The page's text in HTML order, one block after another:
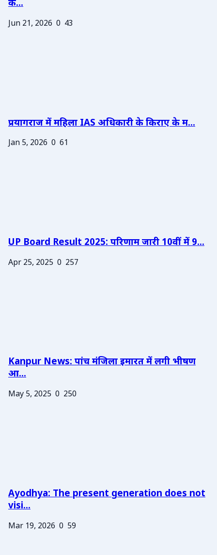
के...
Jun 21, 2026 0 43
प्रयागराज में महिला IAS अधिकारी के किराए के म...
Jan 5, 2026 0 61
UP Board Result 2025: परिणाम जारी 10वीं में 9...
Apr 25, 2025 0 257
Kanpur News: पांच मंजिला इमारत में लगी भीषण
आ...
May 5, 2025 0 250
Ayodhya: The present generation does not
visi...
Mar 19, 2026 0 59